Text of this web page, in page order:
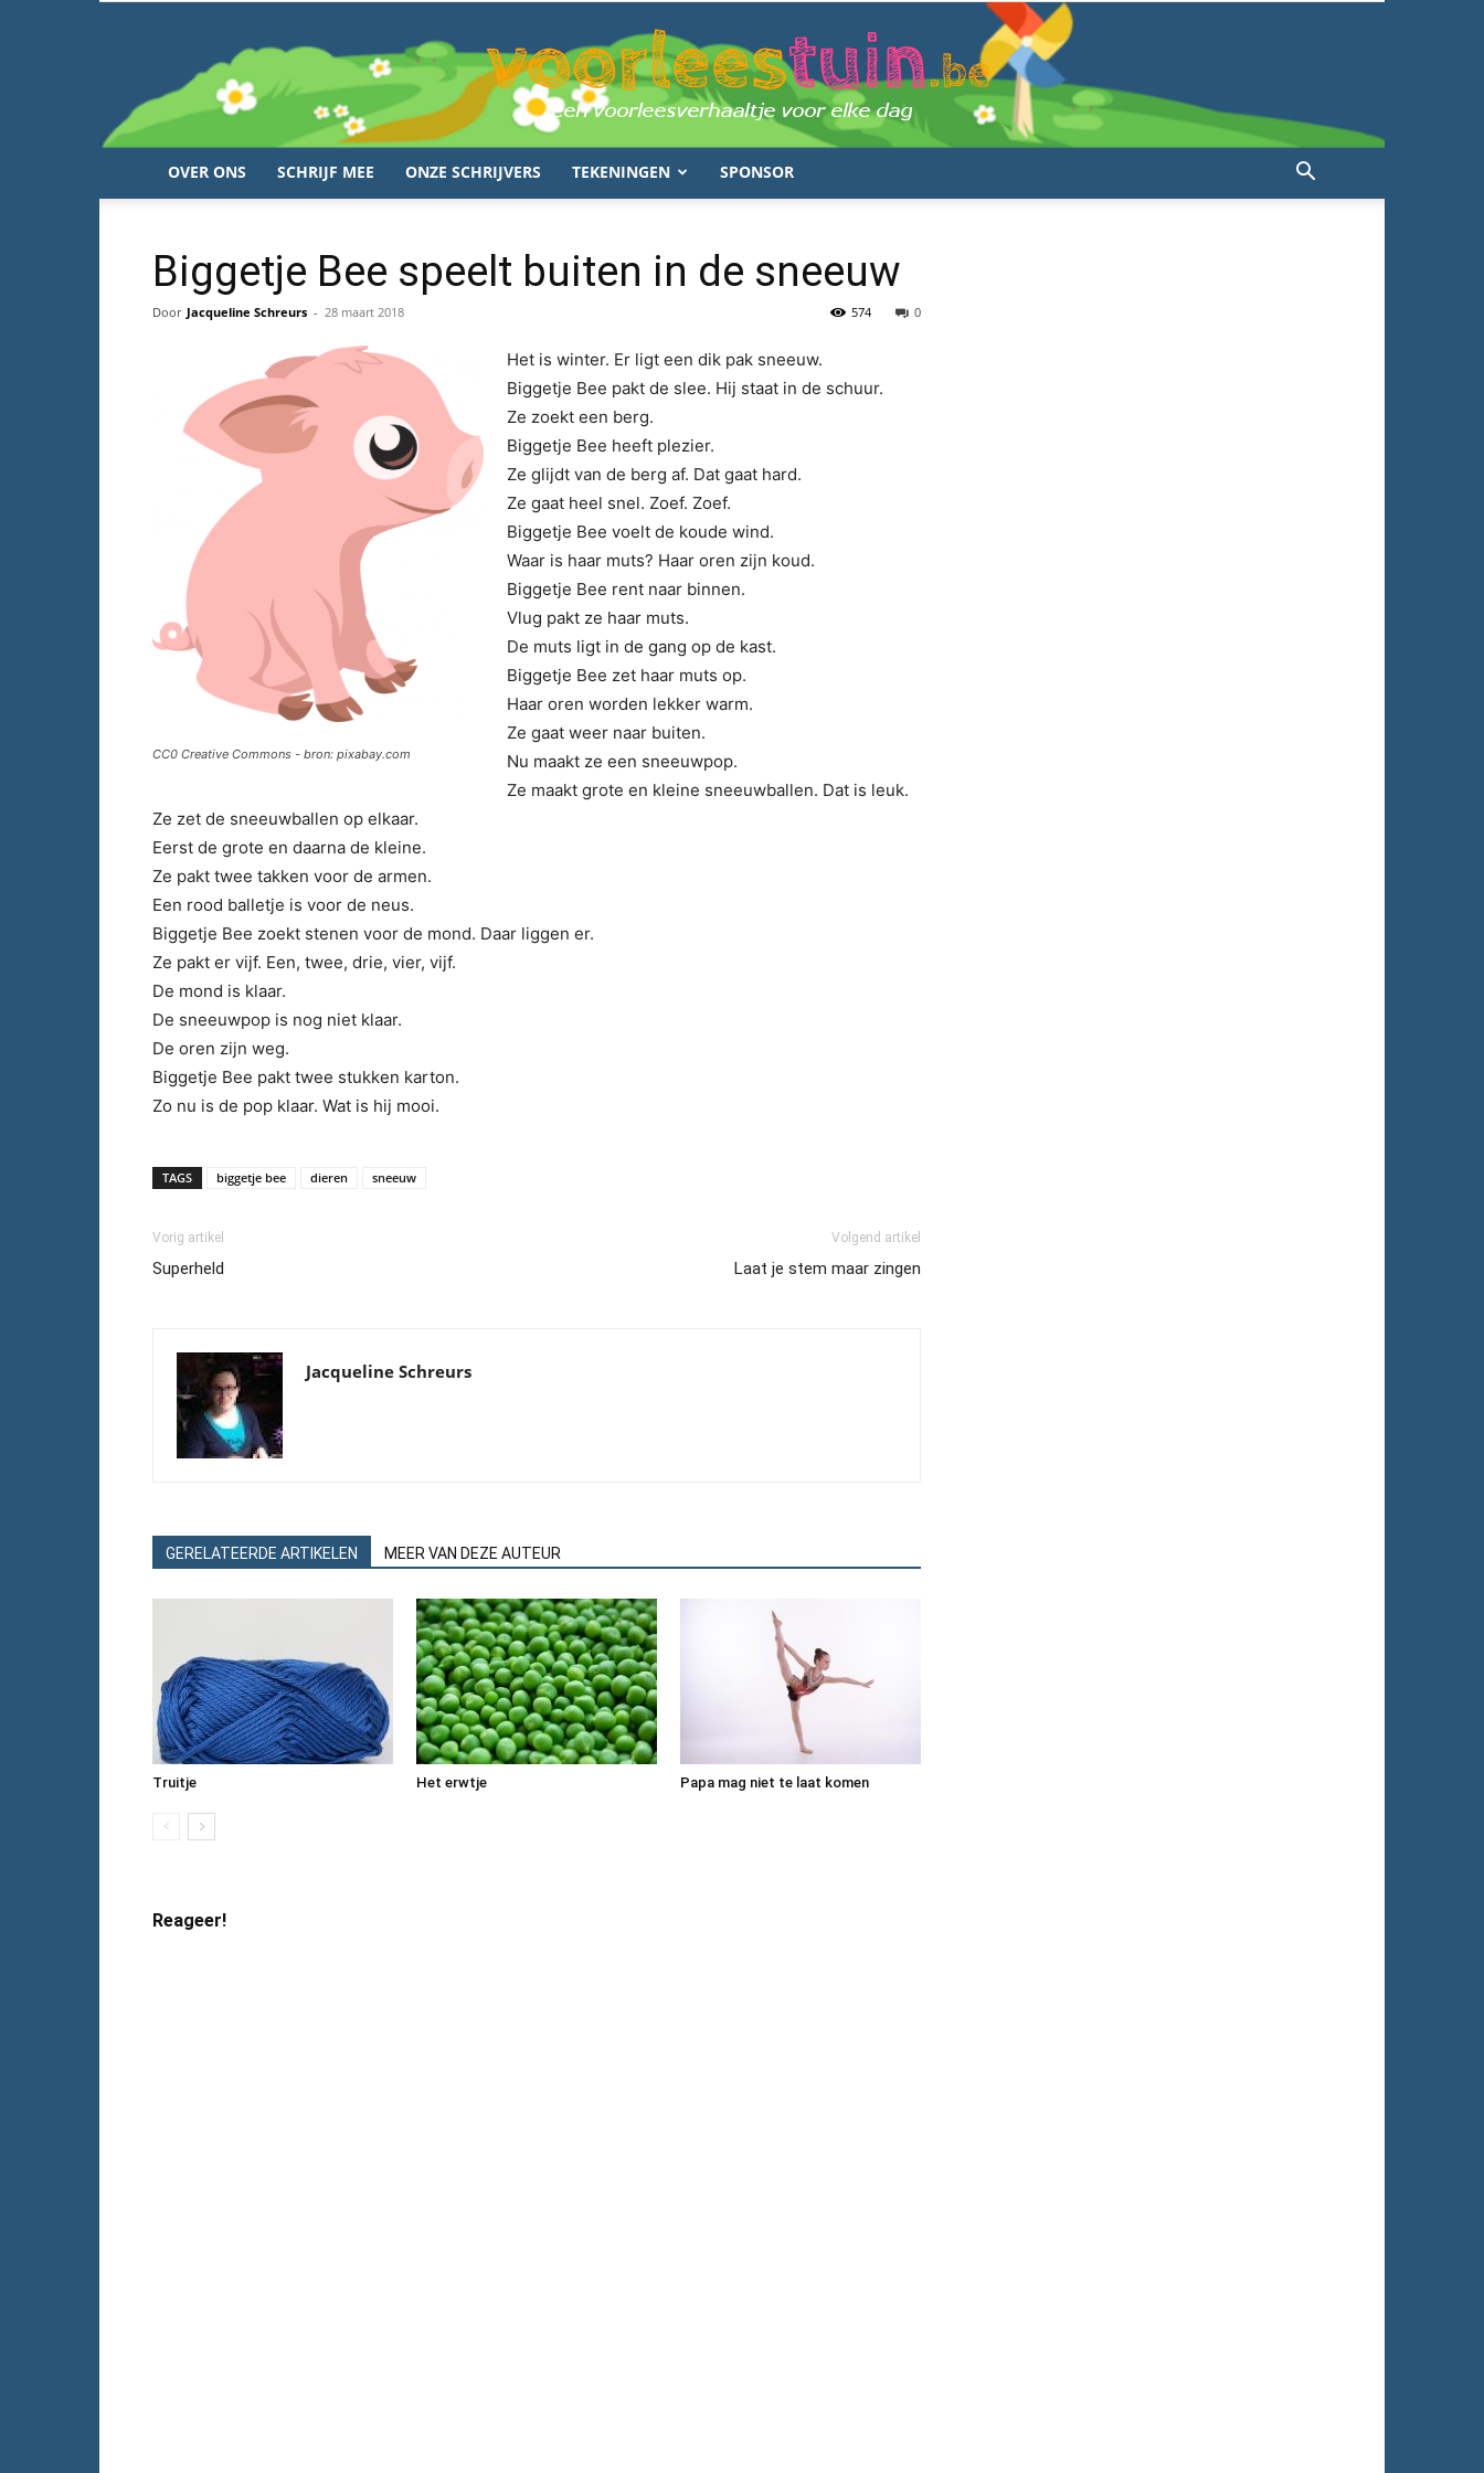
voorleestuin.be
OVER ONS SCHRIJF MEE ONZE SCHRIJVERS TEKENINGEN SPONSOR
Biggetje Bee speelt buiten in de sneeuw
Door Jacqueline Schreurs - 28 maart 2018 0
574
CC0 Creative Commons - bron: pixabay.com
Het is winter. Er ligt een dik pak sneeuw.
Biggetje Bee pakt de slee. Hij staat in de schuur.
Ze zoekt een berg.
Biggetje Bee heeft plezier.
Ze glijdt van de berg af. Dat gaat hard.
Ze gaat heel snel. Zoef. Zoef.
Biggetje Bee voelt de koude wind.
Waar is haar muts? Haar oren zijn koud.
Biggetje Bee rent naar binnen.
Vlug pakt ze haar muts.
De muts ligt in de gang op de kast.
Biggetje Bee zet haar muts op.
Haar oren worden lekker warm.
Ze gaat weer naar buiten.
Nu maakt ze een sneeuwpop.
Ze maakt grote en kleine sneeuwballen. Dat is leuk.
Ze zet de sneeuwballen op elkaar.
Eerst de grote en daarna de kleine.
Ze pakt twee takken voor de armen.
Een rood balletje is voor de neus.
Biggetje Bee zoekt stenen voor de mond. Daar liggen er.
Ze pakt er vijf. Een, twee, drie, vier, vijf.
De mond is klaar.
De sneeuwpop is nog niet klaar.
De oren zijn weg.
Biggetje Bee pakt twee stukken karton.
Zo nu is de pop klaar. Wat is hij mooi.
TAGS biggetje bee dieren sneeuw
Vorig artikel
Superheld
Volgend artikel
Laat je stem maar zingen
Jacqueline Schreurs
GERELATEERDE ARTIKELEN MEER VAN DEZE AUTEUR
Truitje Het erwtje Papa mag niet te laat komen
Reageer!